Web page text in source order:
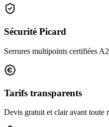
Sécurité Picard
Serrures multipoints certifiées
Tarifs transparents
Devis gratuit et clair avant toute